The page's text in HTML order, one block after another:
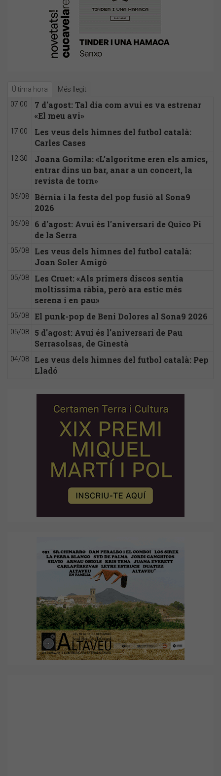
Última hora Més llegit
07:00
7 d'agost: Tal dia com avui es va estrenar
«El meu avi»
17:00
Les veus dels himnes del futbol català:
Carles Cases
12:30
Joana Gomila: «L’algoritme eren els amics,
entrar dins un bar, anar a un concert, la
revista de torn»
06/08
Bèrnia i la festa del pop fusió al Sona9
2026
06/08
6 d'agost: Avui és l'aniversari de Quico Pi
de la Serra
05/08
Les veus dels himnes del futbol català:
Joan Soler Amigó
05/08
Les Cruet: «Als primers discos sentia
moltíssima ràbia, però ara estic més
serena i en pau»
05/08 El punk-pop de Beni Dolores al Sona9 2026
05/08
5 d'agost: Avui és l'aniversari de Pau
Serrasolsas, de Ginestà
04/08
Les veus dels himnes del futbol català: Pep
Lladó